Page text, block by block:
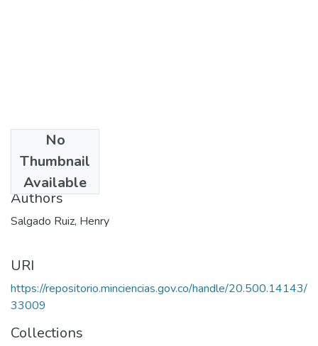
No
Thumbnail
Available
2005
Authors
Salgado Ruiz, Henry
URI
https://repositorio.minciencias.gov.co/handle/20.500.14143/
33009
Collections